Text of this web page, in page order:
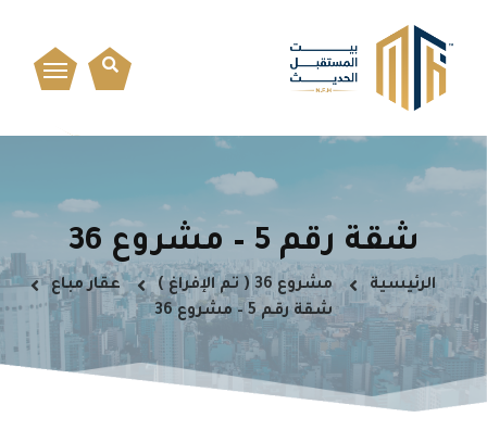
شقة رقم 5 – مشروع 36
الرئيسية مشروع 36 ( تم الإفراغ )
عقار مباع
شقة رقم 5 – مشروع 36